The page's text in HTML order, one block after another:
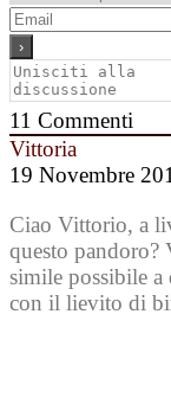
11 Commenti
Vittoria
19 Novembre
Ciao Vittorio, a
questo pandoro?
simile possibile a
con il lievito di